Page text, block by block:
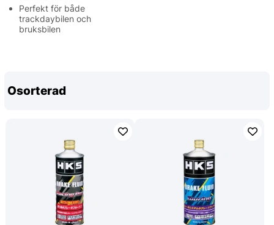
Perfekt för både
trackdaybilen och
bruksbilen
Osorterad